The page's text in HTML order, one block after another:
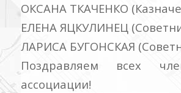
ОКСАНА ТКАЧЕНКО
ЕЛЕНА ЯЦКУЛИНЕЦ
ЛАРИСА БУГОНСКАЯ
Поздравляем всех
ассоциации!